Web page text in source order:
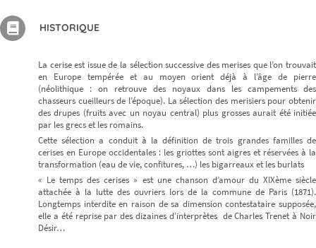
HISTORIQUE
La cerise est issue de la sélection successive des merises que l’on trouvait
en Europe tempérée et au moyen orient déjà à l’âge de pierre
(néolithique : on retrouve des noyaux dans les campements des
chasseurs cueilleurs de l’époque). La sélection des merisiers pour obtenir
des drupes (fruits avec un noyau central) plus grosses aurait été initiée
par les grecs et les romains.
Cette sélection a conduit à la définition de trois grandes familles de
cerises en Europe occidentales : les griottes sont aigres et réservées à la
transformation (eau de vie, confitures, …) les bigarreaux et les burlats
« Le temps des cerises » est une chanson d’amour du XIXème siècle
attachée à la lutte des ouvriers lors de la commune de Paris (1871).
Longtemps interdite en raison de sa dimension contestataire supposée,
elle a été reprise par des dizaines d’interprètes de Charles Trenet à Noir
Désir…